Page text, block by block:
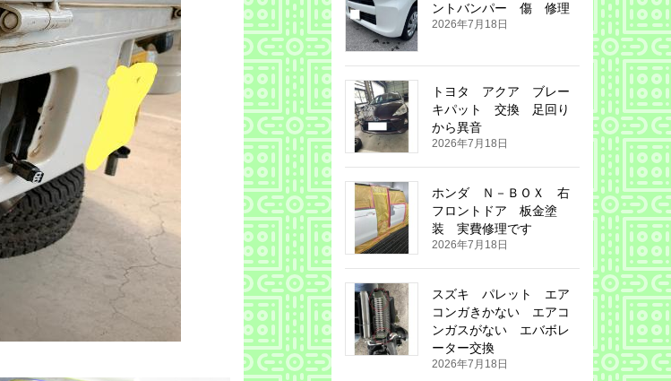
ントバンパー 傷 修理
2026年7月18日
トヨタ アクア ブレー
キパット 交換 足回り
から異音
2026年7月18日
ホンダ Ｎ－ＢＯＸ 右
フロントドア 板金塗
装 実費修理です
2026年7月18日
スズキ パレット エア
コンガきかない エアコ
ンガスがない エバボレ
ーター交換
2026年7月18日